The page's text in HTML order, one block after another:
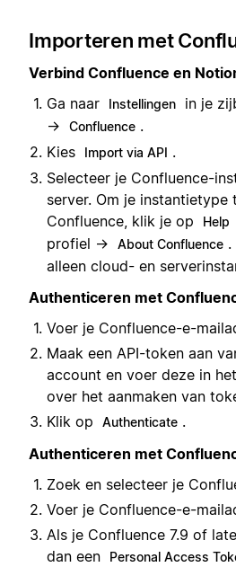
Importeren met
Verbind Confluence en
Ga naar
Instellingen in je
→ Confluence .
Kies
Import via API .
Selecteer je Confluence-
server. Om je instantietype
Confluence, klik je op
Help
profiel →
About Confluence .
alleen cloud- en
Authenticeren met
Voer je Confluence-e-
Maak een API-token aan
account en voer deze in
over het aanmaken van
Klik op
Authenticate .
Authenticeren met
Zoek en selecteer je
Voer je Confluence-e-
Als je Confluence 7.9 of
dan een
Personal Access